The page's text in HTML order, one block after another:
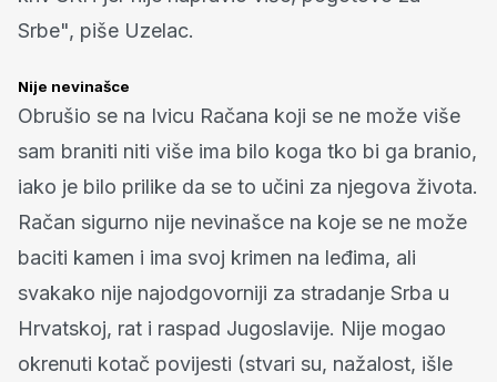
Srbe", piše Uzelac.
Nije nevinašce
Obrušio se na Ivicu Račana koji se ne može više
sam braniti niti više ima bilo koga tko bi ga branio,
iako je bilo prilike da se to učini za njegova života.
Račan sigurno nije nevinašce na koje se ne može
baciti kamen i ima svoj krimen na leđima, ali
svakako nije najodgovorniji za stradanje Srba u
Hrvatskoj, rat i raspad Jugoslavije. Nije mogao
okrenuti kotač povijesti (stvari su, nažalost, išle